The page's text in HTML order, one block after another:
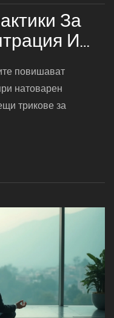
За
И
повишават
натоварен
трикове за